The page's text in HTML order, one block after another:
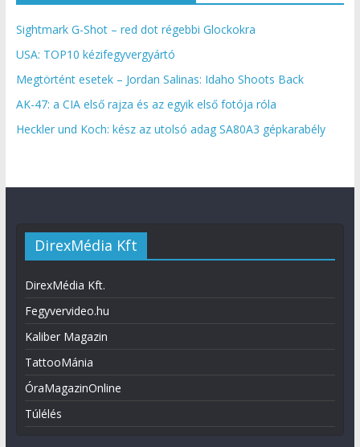
Sightmark G-Shot – red dot régebbi Glockokra
USA: TOP10 kézifegyvergyártó
Megtörtént esetek – Jordan Salinas: Idaho Shoots Back
AK-47: a CIA első rajza és az egyik első fotója róla
Heckler und Koch: kész az utolsó adag SA80A3 gépkarabély
DirexMédia Kft
DirexMédia Kft.
Fegyvervideo.hu
Kaliber Magazin
TattooMánia
ÓraMagazinOnline
Túlélés